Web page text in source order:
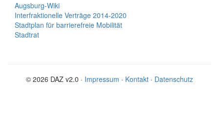
Augsburg-Wiki
Interfraktionelle Verträge 2014-2020
Stadtplan für barrierefreie Mobilität
Stadtrat
© 2026 DAZ v2.0 · Impressum · Kontakt · Datenschutz